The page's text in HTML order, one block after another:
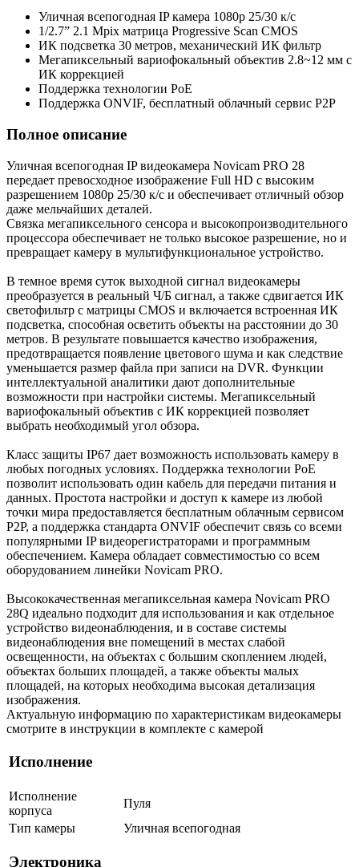
Уличная всепогодная IP камера 1080p 25/30 к/c
1/2.7” 2.1 Mpix матрица Progressive Scan CMOS
ИК подсветка 30 метров, механический ИК фильтр
Мегапиксельный вариофокальный объектив 2.8~12 мм c
ИК коррекцией
Поддержка технологии PoE
Поддержка ONVIF, бесплатный облачный сервис P2P
Полное описание
Уличная всепогодная IP видеокамера Novicam PRO 28
передает превосходное изображение Full HD с высоким
разрешением 1080p 25/30 к/с и обеспечивает отличный обзор
даже мельчайших деталей.
Связка мегапиксельного сенсора и высокопроизводительного
процессора обеспечивает не только высокое разрешение, но и
превращает камеру в мультифункциональное устройство.
В темное время суток выходной сигнал видеокамеры
преобразуется в реальный Ч/Б сигнал, а также сдвигается ИК
светофильтр с матрицы CMOS и включается встроенная ИК
подсветка, способная осветить объекты на расстоянии до 30
метров. В результате повышается качество изображения,
предотвращается появление цветового шума и как следствие
уменьшается размер файла при записи на DVR. Функции
интеллектуальной аналитики дают дополнительные
возможности при настройки системы. Мегапиксельный
вариофокальный объектив с ИК коррекцией позволяет
выбрать необходимый угол обзора.
Класс защиты IP67 дает возможность использовать камеру в
любых погодных условиях. Поддержка технологии РоЕ
позволит использовать один кабель для передачи питания и
данных. Простота настройки и доступ к камере из любой
точки мира предоставляется бесплатным облачным сервисом
P2P, а поддержка стандарта ONVIF обеспечит связь со всеми
популярными IP видеорегистраторами и программным
обеспечением. Камера обладает совместимостью со всем
оборудованием линейки Novicam PRO.
Высококачественная мегапиксельная камера Novicam PRO
28Q идеально подходит для использования и как отдельное
устройство видеонаблюдения, и в составе системы
видеонаблюдения вне помещений в местах слабой
освещенности, на объектах с большим скоплением людей,
объектах больших площадей, а также объекты малых
площадей, на которых необходима высокая детализация
изображения.
Актуальную информацию по характеристикам видеокамеры
смотрите в инструкции в комплекте с камерой
Исполнение
Исполнение
корпуса
Пуля
Тип камеры
Уличная всепогодная
Электроника